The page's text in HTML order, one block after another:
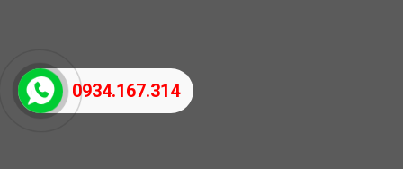
0934.167.314